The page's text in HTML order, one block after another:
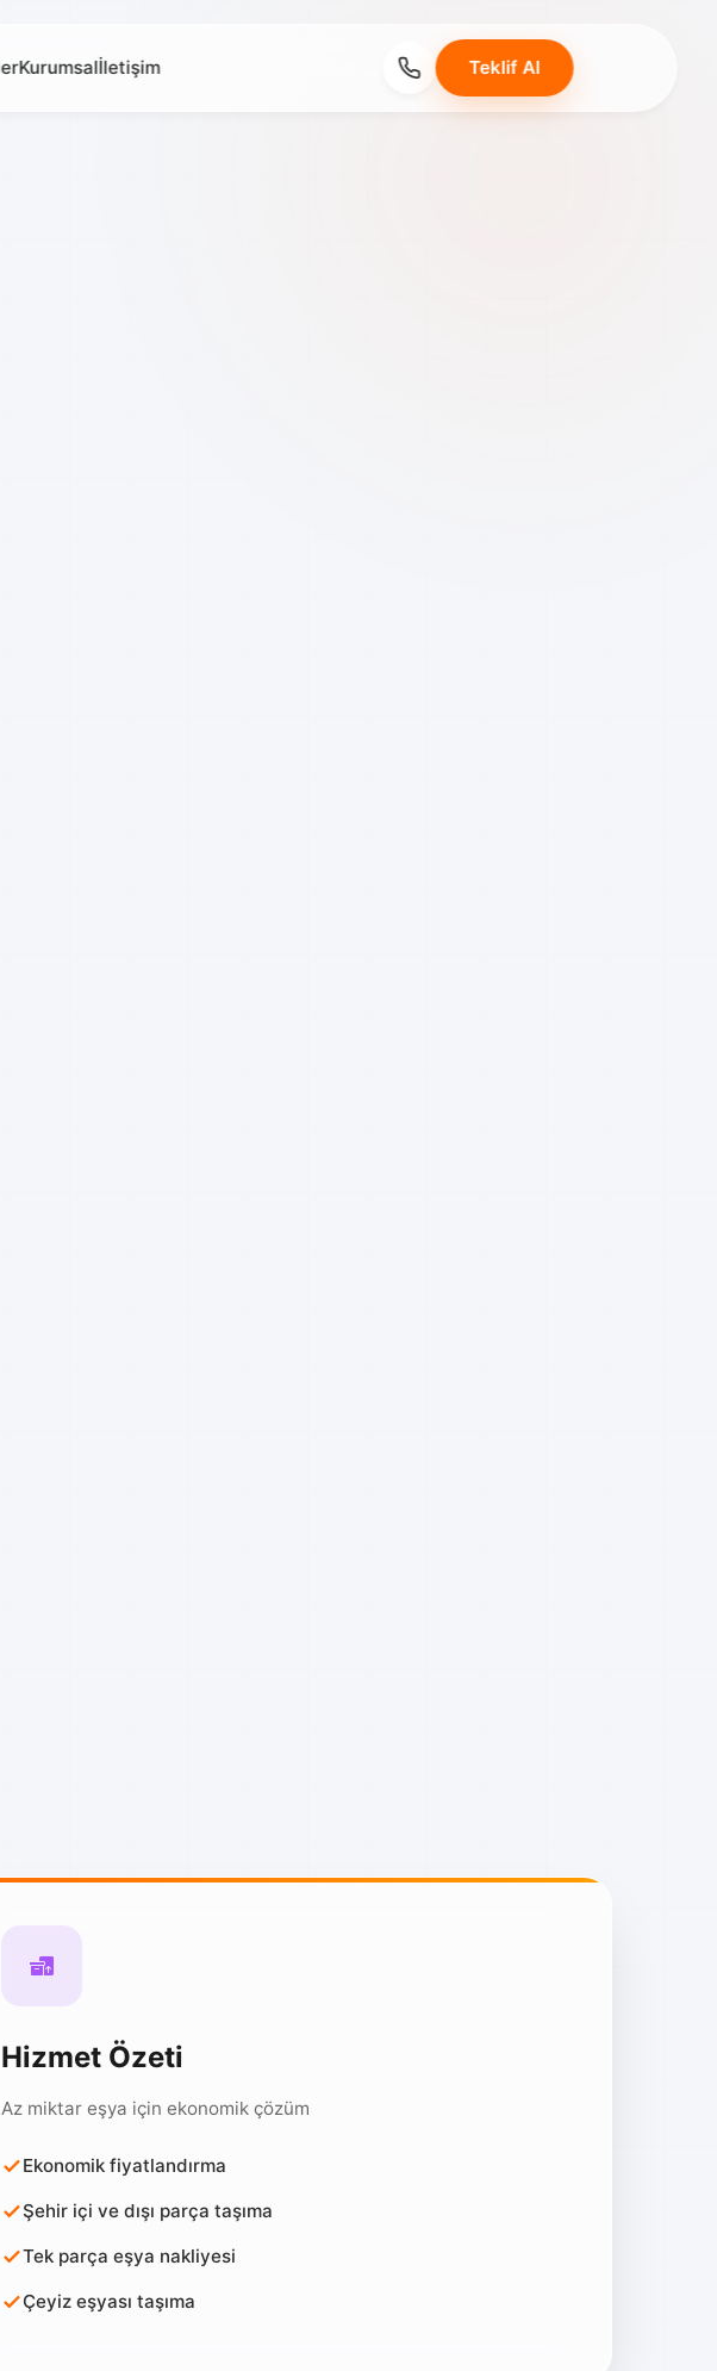
Kurumsalİletişim Teklif Al
Hizmet Özeti
Az miktar eşya için ekonomik çözüm
Ekonomik fiyatlandırma
Şehir içi ve dışı parça taşıma
Tek parça eşya nakliyesi
Çeyiz eşyası taşıma